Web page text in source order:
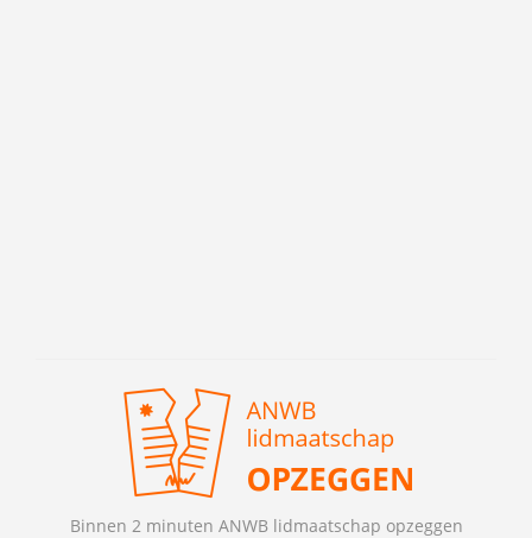
Binnen 2 minuten ANWB lidmaatschap opzeggen